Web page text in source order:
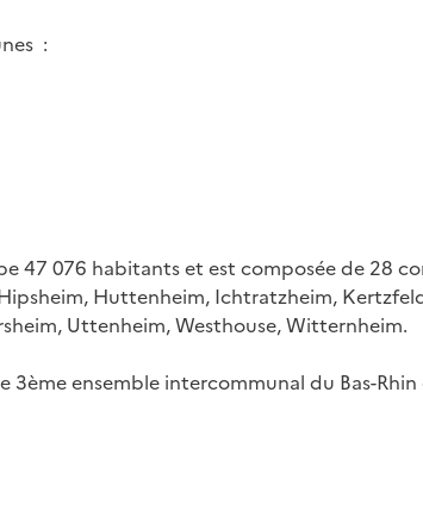
:
47 076 habitants et est composée de 28
Huttenheim, Ichtratzheim,
Uttenheim, Westhouse, Witternheim.
3ème ensemble intercommunal du Bas-